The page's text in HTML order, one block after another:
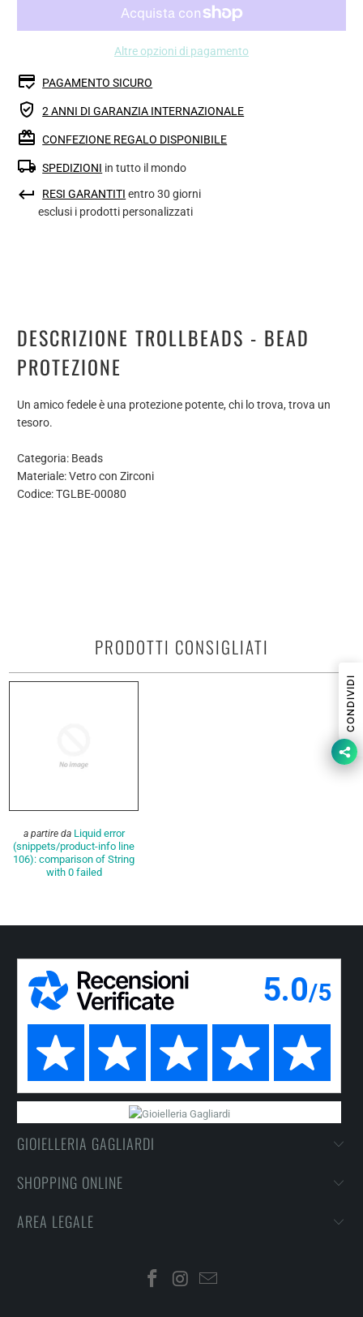
Altre opzioni di pagamento
PAGAMENTO SICURO
2 ANNI DI GARANZIA INTERNAZIONALE
CONFEZIONE REGALO DISPONIBILE
SPEDIZIONI in tutto il mondo
RESI GARANTITI entro 30 giorni
esclusi i prodotti personalizzati
DESCRIZIONE TROLLBEADS - BEAD
PROTEZIONE
Un amico fedele è una protezione potente, chi lo trova, trova un
tesoro.
Categoria: Beads
Materiale: Vetro con Zirconi
Codice: TGLBE-00080
PRODOTTI CONSIGLIATI
a partire daLiquid error
(snippets/product-info line
106): comparison of String
with 0 failed
GIOIELLERIA GAGLIARDI
SHOPPING ONLINE
AREA LEGALE
CONDIVIDI